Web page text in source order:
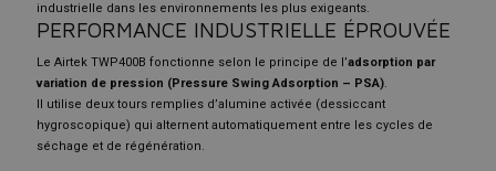
industrielle dans les environnements les plus exigeants.
PERFORMANCE INDUSTRIELLE ÉPROUVÉE
Le Airtek TWP400B fonctionne selon le principe de l’adsorption par
variation de pression (Pressure Swing Adsorption – PSA).
Il utilise deux tours remplies d’alumine activée (dessiccant
hygroscopique) qui alternent automatiquement entre les cycles de
séchage et de régénération.